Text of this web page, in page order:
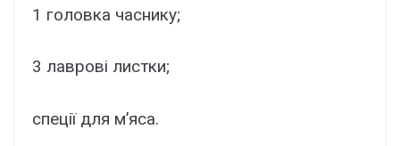
1 головка часнику;
3 лаврові листки;
спеції для м’яса.